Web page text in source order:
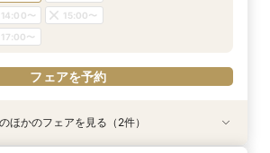
フェアを予約
17:00〜
フェアを予約
14:00〜
15:00〜
17:00〜
フェアを予約
ほかのフェアを見る（2件）